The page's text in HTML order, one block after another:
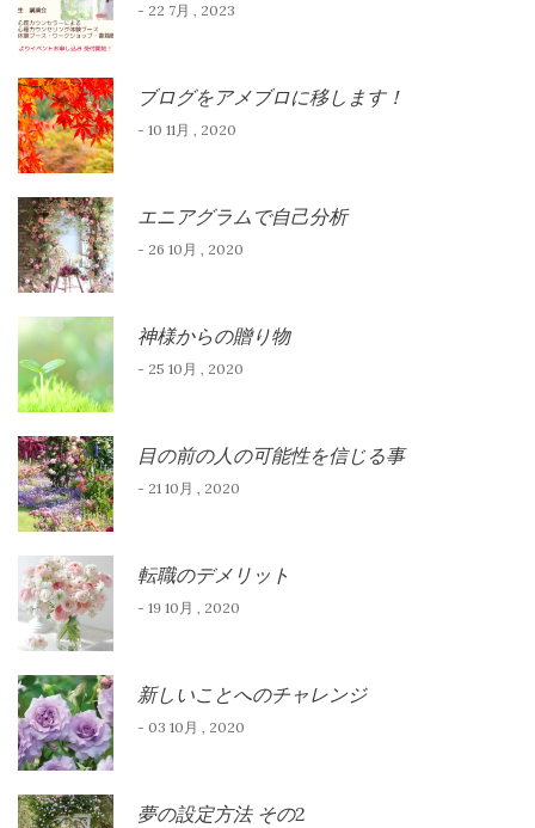
- 22 7月 , 2023
ブログをアメブロに移します！
- 10 11月 , 2020
エニアグラムで自己分析
- 26 10月 , 2020
神様からの贈り物
- 25 10月 , 2020
目の前の人の可能性を信じる事
- 21 10月 , 2020
転職のデメリット
- 19 10月 , 2020
新しいことへのチャレンジ
- 03 10月 , 2020
夢の設定方法 その2